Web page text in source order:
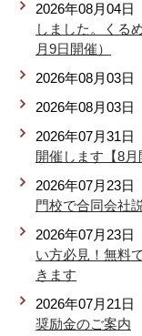
計画・政策
サイトマップ
リンク集
サイトについて
2026年08月04日
しました。くる
月9日開催）
2026年08月03日
2026年08月03日
2026年07月31日
開催します【8月
2026年07月23日
門校で合同会社
2026年07月23日
い方必見！無料
きます
2026年07月21日
奨励金のご案内